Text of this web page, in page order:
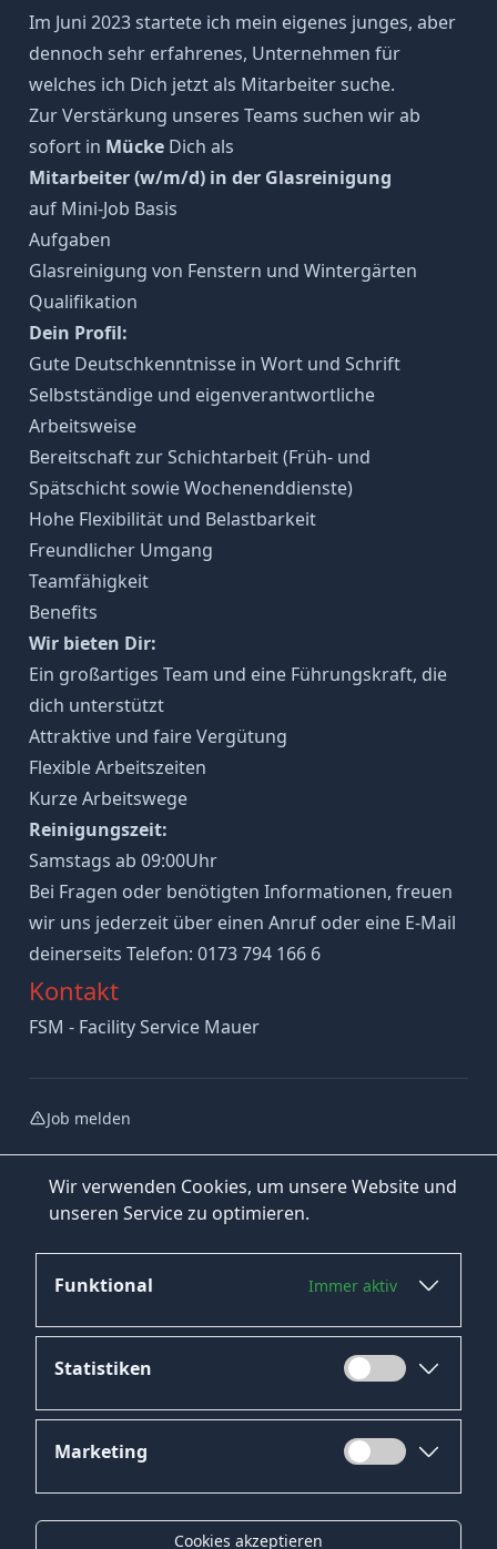
Wir verwenden Cookies, um unsere Website und
unseren Service zu optimieren.
Funktional Immer aktiv
Statistiken
Marketing
Cookies akzeptieren
Im Juni 2023 startete ich mein eigenes junges, aber
dennoch sehr erfahrenes, Unternehmen für
welches ich Dich jetzt als Mitarbeiter suche.
Zur Verstärkung unseres Teams suchen wir ab
sofort in MückeDich als
Mitarbeiter (w/m/d) in der Glasreinigung
auf Mini-Job Basis
Aufgaben
Glasreinigung von Fenstern und Wintergärten
Qualifikation
Dein Profil:
Gute Deutschkenntnisse in Wort und Schrift
Selbstständige und eigenverantwortliche
Arbeitsweise
Bereitschaft zur Schichtarbeit (Früh- und
Spätschicht sowie Wochenenddienste)
Hohe Flexibilität und Belastbarkeit
Freundlicher Umgang
Teamfähigkeit
Benefits
Wir bieten Dir:
Ein großartiges Team und eine Führungskraft, die
dich unterstützt
Attraktive und faire Vergütung
Flexible Arbeitszeiten
Kurze Arbeitswege
Reinigungszeit:
Samstags ab 09:00Uhr
Bei Fragen oder benötigten Informationen, freuen
wir uns jederzeit über einen Anruf oder eine E-Mail
deinerseits Telefon: 0173 794 166 6
Kontakt
FSM - Facility Service Mauer
Job melden
Jetzt bewerben
Datenschutz
Impressum